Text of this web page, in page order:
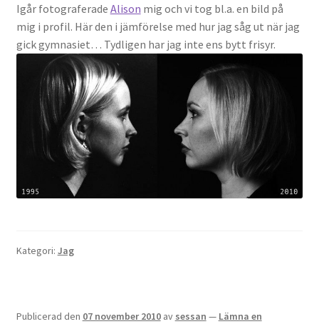
Igår fotograferade Alison mig och vi tog bl.a. en bild på
mig i profil. Här den i jämförelse med hur jag såg ut när jag
gick gymnasiet… Tydligen har jag inte ens bytt frisyr.
Kategori: Jag
Publicerad den 07 november 2010 av sessan — Lämna en